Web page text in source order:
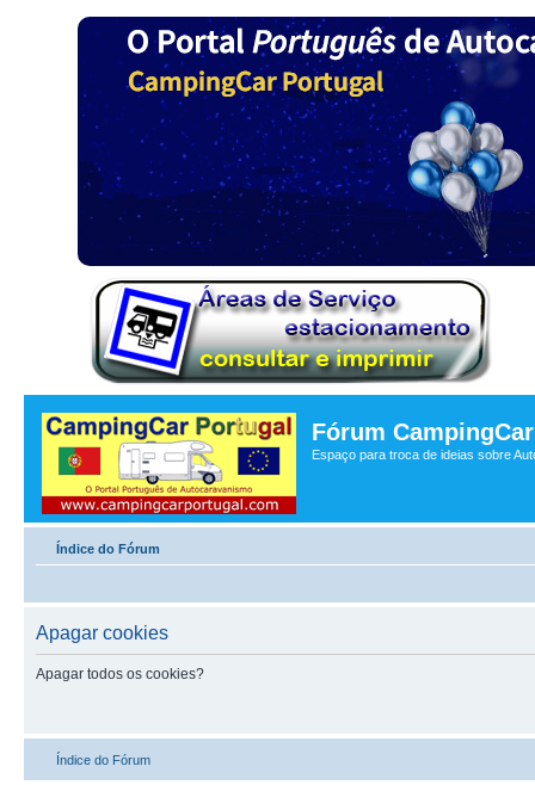
Fórum
Espaço para troca de ideias sobre
Índice do Fórum
Apagar cookies
Apagar todos os cookies?
Índice do Fórum